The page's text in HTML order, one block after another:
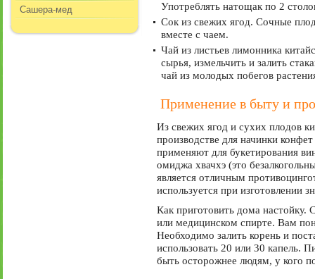
Сашера-мед
Употреблять натощак по 2
Сок из свежих ягод. Сочные
вместе с чаем.
Чай из листьев лимонника
сырья, измельчить и залить
чай из молодых побегов
Применение в быту и
Из свежих ягод и сухих плодов
производстве для начинки
применяют для букетирования
омиджа хвачхэ (это
является отличным
используется при изготовлении
Как приготовить дома настойку.
или медицинском спирте. Вам
Необходимо залить корень и
использовать 20 или 30 капель.
быть осторожнее людям, у кого